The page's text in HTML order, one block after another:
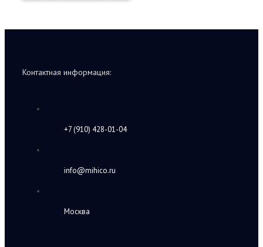
Контактная информация:
+7 (910) 428-01-04
info@mihico.ru
Москва